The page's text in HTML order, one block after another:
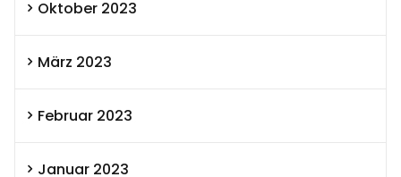
Oktober 2023
März 2023
Februar 2023
Januar 2023